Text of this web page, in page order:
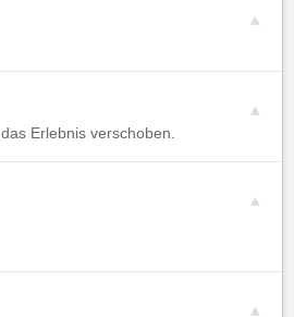
Erlebnis verschoben.